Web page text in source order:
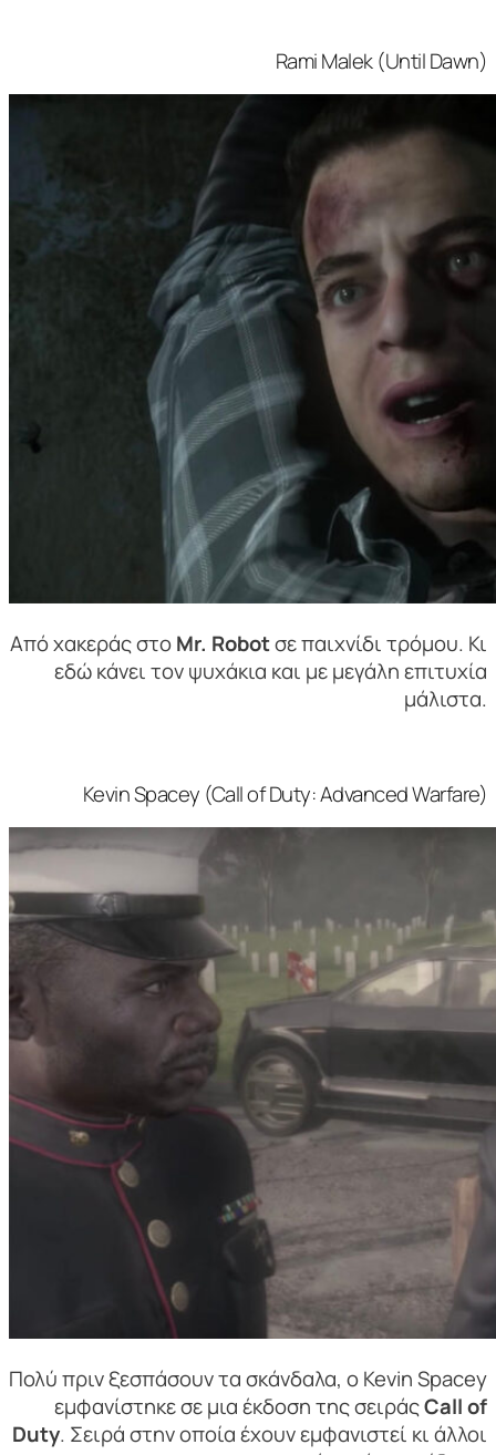
Rami Malek (Until Dawn)
Από χακεράς στοMr. Robotσε παιχνίδι τρόμου. Κι
εδώ κάνει τον ψυχάκια και με μεγάλη επιτυχία
μάλιστα.
Kevin Spacey (Call of Duty: Advanced Warfare)
Πολύ πριν ξεσπάσουν τα σκάνδαλα, ο Kevin Spacey
εμφανίστηκε σε μια έκδοση της σειράςCall of
Duty. Σειρά στην οποία έχουν εμφανιστεί κι άλλοι